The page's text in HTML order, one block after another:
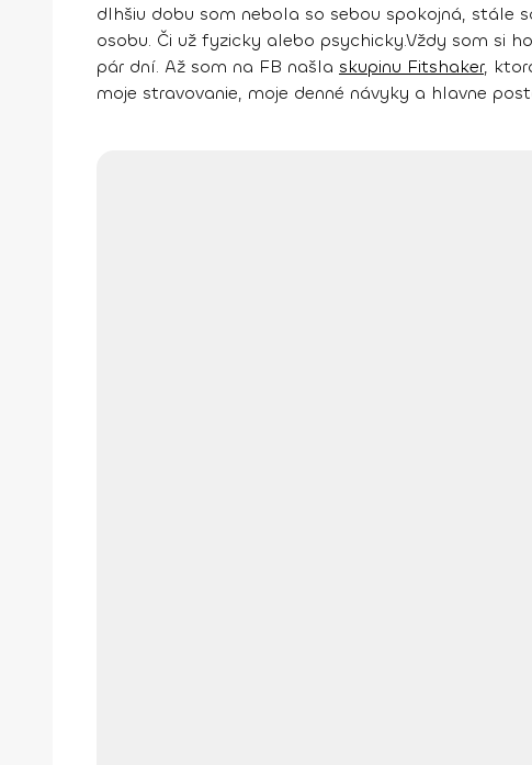
dlhšiu dobu som nebola so sebou spokojná, stále
osobu. Či už fyzicky alebo psychicky.Vždy som si
pár dní. Až som na FB našla skupinu Fitshaker,
moje stravovanie, moje denné návyky a hlavne